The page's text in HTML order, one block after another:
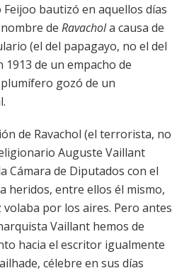
bautizó en aquellos días
de Ravachola causa de
(el del papagayo, no el del
1913 de un empacho de
gozó de un
de Ravachol (el terrorista, no
Auguste Vaillant
Cámara de Diputados con el
heridos, entre ellos él mismo,
por los aires. Pero antes
Vaillant hemos de
hacia el escritor igualmente
célebre en sus días